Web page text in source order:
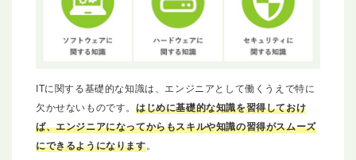
ITに関する基礎的な知識は、エンジニアとして働くうえで特に
欠かせないものです。 はじめに基礎的な知識を習得しておけ
ば、エンジニアになってからもスキルや知識の習得がスムーズ
にできるようになります。